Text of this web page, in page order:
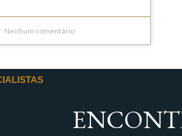
Nenhum comentário